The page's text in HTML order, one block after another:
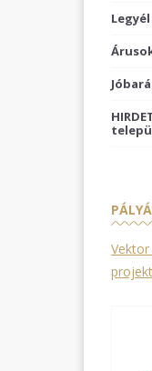
Vektor
projekt